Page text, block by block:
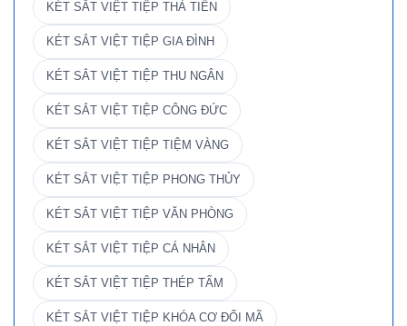
KÉT SẮT VIỆT TIỆP THẢ TIỀN
KÉT SẮT VIỆT TIỆP GIA ĐÌNH
KÉT SẮT VIỆT TIỆP THU NGÂN
KÉT SẮT VIỆT TIỆP CÔNG ĐỨC
KÉT SẮT VIỆT TIỆP TIỆM VÀNG
KÉT SẮT VIỆT TIỆP PHONG THỦY
KÉT SẮT VIỆT TIỆP VĂN PHÒNG
KÉT SẮT VIỆT TIỆP CÁ NHÂN
KÉT SẮT VIỆT TIỆP THÉP TẤM
KÉT SẮT VIỆT TIỆP KHÓA CƠ ĐỔI MÃ